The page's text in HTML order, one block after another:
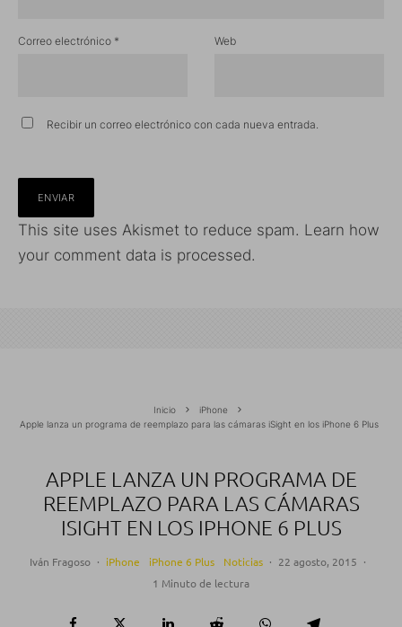
Correo electrónico * Web
Recibir un correo electrónico con cada nueva entrada.
This site uses Akismet to reduce spam. Learn how
your comment data is processed.
Inicio
iPhone
Apple lanza un programa de reemplazo para las cámaras iSight en los iPhone 6 Plus
APPLE LANZA UN PROGRAMA DE
REEMPLAZO PARA LAS CÁMARAS
ISIGHT EN LOS IPHONE 6 PLUS
Iván Fragoso · iPhone iPhone 6 Plus Noticias · 22 agosto, 2015 ·
1 Minuto de lectura